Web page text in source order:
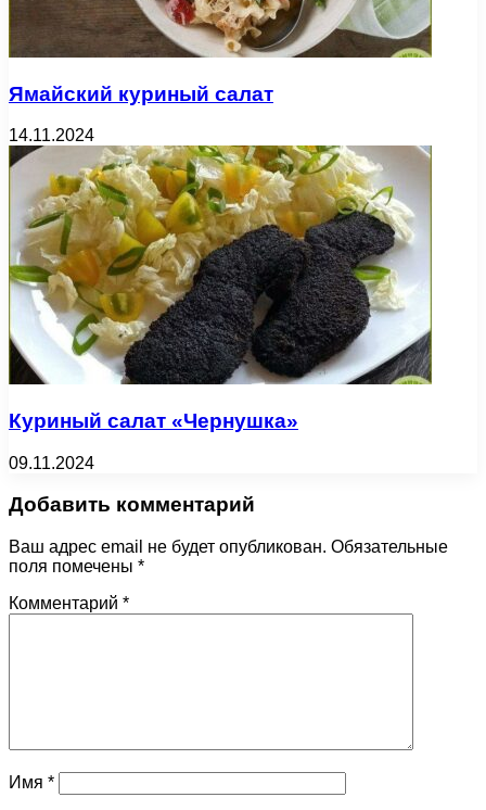
Ямайский куриный салат
14.11.2024
Куриный салат «Чернушка»
09.11.2024
Добавить комментарий
Ваш адрес email не будет опубликован. Обязательные
поля помечены *
Комментарий *
Имя *